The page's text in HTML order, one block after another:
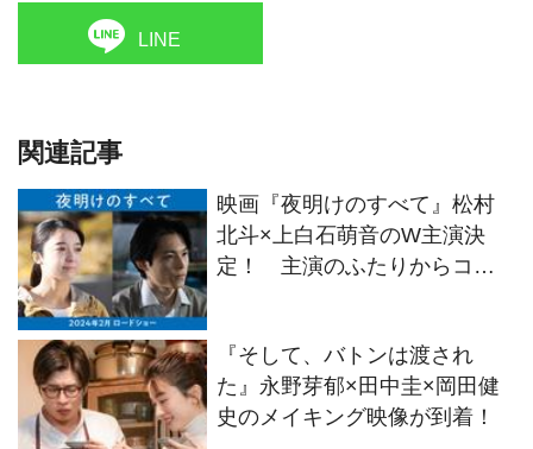
LINE
関連記事
映画『夜明けのすべて』松村
北斗×上白石萌音のW主演決
定！ 主演のふたりからコメ
『そして、バトンは渡され
た』永野芽郁×田中圭×岡田健
史のメイキング映像が到着！